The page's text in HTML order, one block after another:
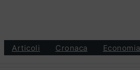
Articoli Cronaca Economia